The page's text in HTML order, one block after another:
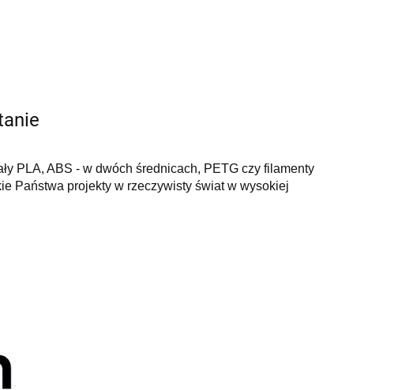
PLA, ABS - w dwóch średnicach, PETG czy filamenty
Państwa projekty w rzeczywisty świat w wysokiej